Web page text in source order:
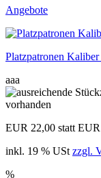
Angebote
Platzpatronen
aaa
vorhanden
EUR 22,00 statt
inkl. 19 % USt zzgl.
%